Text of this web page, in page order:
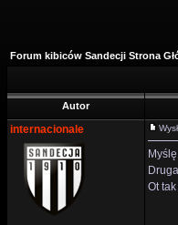
Forum kibiców Sandecji Strona
Autor
internacionale
Ot